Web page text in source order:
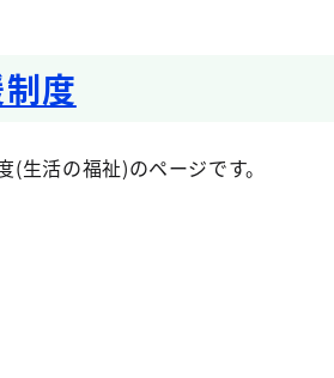
度
生活の福祉)のページです。